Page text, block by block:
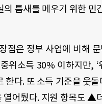
의 틈새를 메우기 위한
점은 정부 사업에 비해
위소득 30% 이하지만,
다. 또 소득 기준을 웃
열어뒀다. 지원 항목도